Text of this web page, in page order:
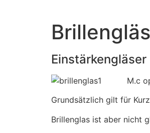
Einstärkengläser
M.c
Grundsätzlich gilt für
Brillenglas ist aber nicht